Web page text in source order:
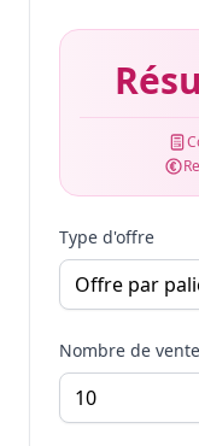
Type d'offre
Nombre de